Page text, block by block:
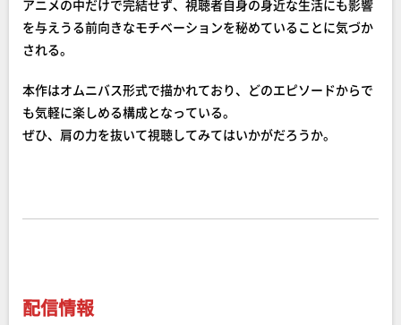
アニメの中だけで完結せず、視聴者自身の身近な生活にも影響
を与えうる前向きなモチベーションを秘めていることに気づか
される。
本作はオムニバス形式で描かれており、どのエピソードからで
も気軽に楽しめる構成となっている。
ぜひ、肩の力を抜いて視聴してみてはいかがだろうか。
配信情報